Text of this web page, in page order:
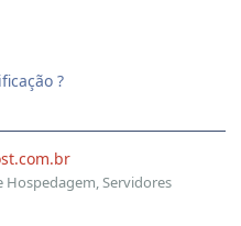
?
Hospedagem, Servidores